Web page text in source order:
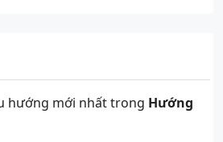
hướng mới nhất trong Hướng